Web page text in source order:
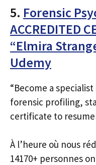
5. Forensic
ACCREDITED
“Elmira
Udemy
“Become a
forensic profiling,
certificate to
À l’heure où nous
14170+ personnes